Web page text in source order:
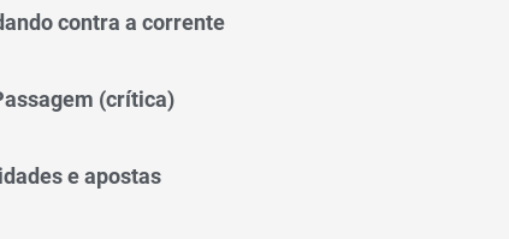
contra a corrente
(crítica)
e apostas